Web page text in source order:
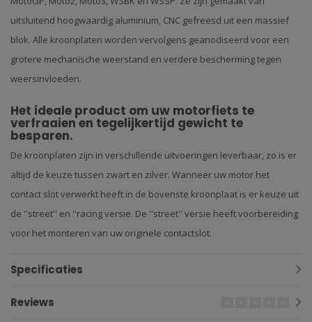
uitsluitend hoogwaardig aluminium, CNC gefreesd uit een massief
blok. Alle kroonplaten worden vervolgens geanodiseerd voor een
grotere mechanische weerstand en verdere bescherming tegen
weersinvloeden.
Het ideale product om uw motorfiets te
verfraaien en tegelijkertijd gewicht te
besparen.
De kroonplaten zijn in verschillende uitvoeringen leverbaar, zo is er
altijd de keuze tussen zwart en zilver. Wanneer uw motor het
contact slot verwerkt heeft in de bovenste kroonplaat is er keuze uit
de ''street'' en ''racing versie. De ''street'' versie heeft voorbereiding
voor het monteren van uw originele contactslot.
Specificaties
Reviews